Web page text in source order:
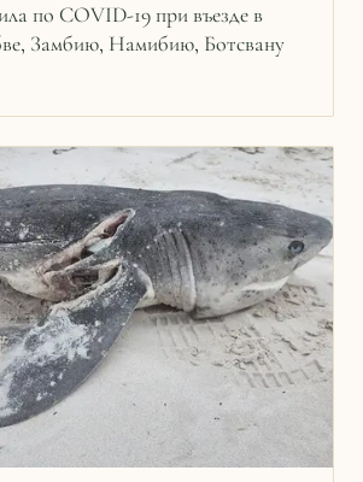
по COVID-19 при въезде в
Замбию, Намибию, Ботсвану